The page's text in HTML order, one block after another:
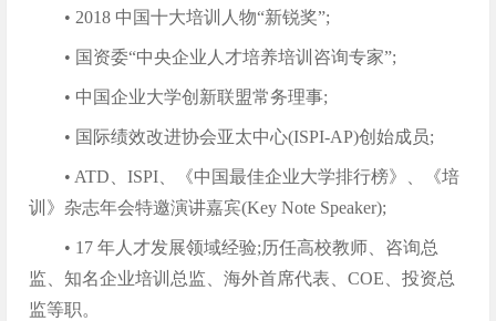
• 2018 中国十大培训人物“新锐奖”;
• 国资委“中央企业人才培养培训咨询专家”;
• 中国企业大学创新联盟常务理事;
• 国际绩效改进协会亚太中心(ISPI-AP)创始成员;
• ATD、ISPI、《中国最佳企业大学排行榜》、《培
训》杂志年会特邀演讲嘉宾(Key Note Speaker);
• 17 年人才发展领域经验;历任高校教师、咨询总
监、知名企业培训总监、海外首席代表、COE、投资总
监等职。